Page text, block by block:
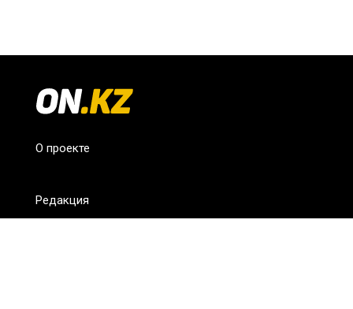
О проекте
Редакция